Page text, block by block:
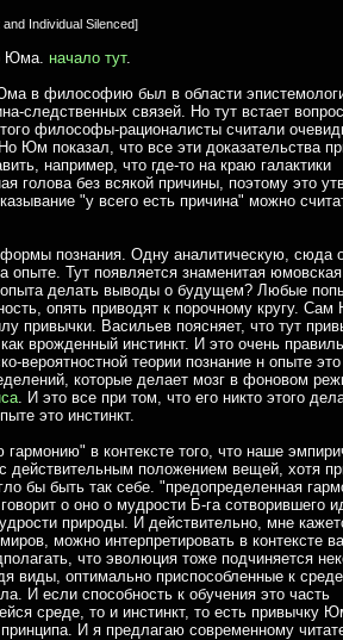
Individual Silenced]
Юма. начало тут.
в философию был в области
следственных связей. Но тут встает
философы-рационалисты считали
Юм показал, что все эти доказательства
например, что где-то на краю галактики
голова без всякой причины, поэтому это
"у всего есть причина" можно
познания. Одну аналитическую, сюда
опыте. Тут появляется знаменитая
делать выводы о будущем? Любые
опять приводят к порочному кругу.
привычки. Васильев поясняет, что тут
врожденный инстинкт. И это очень
вероятностной теории познание н опыте
которые делает мозг в фоновом
. И это все при том, что его никто этого
это инстинкт.
в контексте того, что наше
действительным положением вещей, хотя
бы быть так себе. "предопределенная
о оно о мудрости Б-га сотворившего
природы. И действительно, мне
можно интерпретировать в контексте
что эволюция тоже подчиняется
виды, оптимально приспособленные к
И если способность к обучения это часть
среде, то и инстинкт, то есть привычку
принципа. И я предлагаю современному